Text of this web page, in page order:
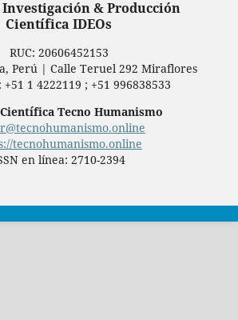
Investigación & Producción
Científica IDEOs
RUC: ‬20606452153‪
Perú | Calle Teruel 292 Miraflores
1 4222119 ; +51 996838533
Tecno Humanismo
tecnohumanismo.online
en línea: 2710-2394